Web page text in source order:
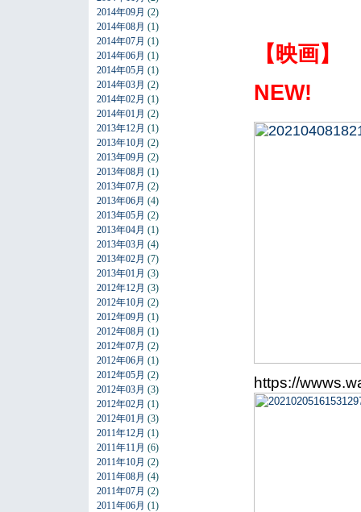
2014年09月 (2)
2014年08月 (1)
2014年07月 (1)
2014年06月 (1)
2014年05月 (1)
2014年03月 (2)
2014年02月 (1)
2014年01月 (2)
2013年12月 (1)
2013年10月 (2)
2013年09月 (2)
2013年08月 (1)
2013年07月 (2)
2013年06月 (4)
2013年05月 (2)
2013年04月 (1)
2013年03月 (4)
2013年02月 (7)
2013年01月 (3)
2012年12月 (3)
2012年10月 (2)
2012年09月 (1)
2012年08月 (1)
2012年07月 (2)
2012年06月 (1)
2012年05月 (2)
2012年03月 (3)
2012年02月 (1)
2012年01月 (3)
2011年12月 (1)
2011年11月 (6)
2011年10月 (2)
2011年08月 (4)
2011年07月 (2)
2011年06月 (1)
【映画】
NEW!
https://